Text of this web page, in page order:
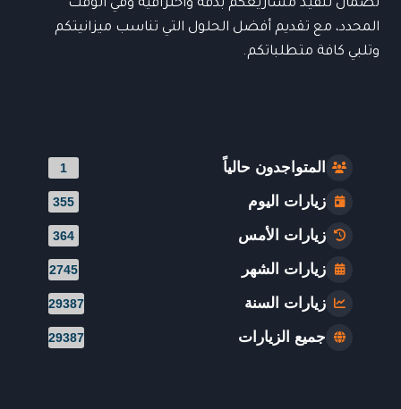
لضمان تنفيذ مشاريعكم بدقة واحترافية وفي الوقت
المحدد، مع تقديم أفضل الحلول التي تناسب ميزانيتكم
وتلبي كافة متطلباتكم.
المتواجدون حالياً 1
زيارات اليوم 355
زيارات الأمس 364
زيارات الشهر 2745
زيارات السنة 29387
جميع الزيارات 29387